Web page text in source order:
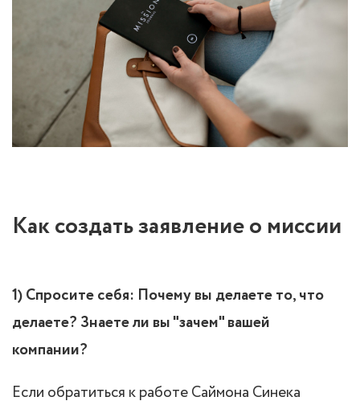
Как создать заявление о миссии
1) Спросите себя: Почему вы делаете то, что
делаете? Знаете ли вы "зачем" вашей
компании?
Если обратиться к работе Саймона Синека